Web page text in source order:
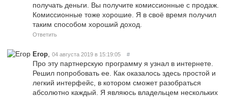
получать деньги. Вы получите комиссионные с продаж.
Комиссионные тоже хорошие. Я в своё время получил
таким способом хороший доход.
Ответить
Егор 04 августа 2019 в 15:19:05 #
Про эту партнерскую программу я узнал в интернете.
Решил попробовать ее. Как оказалось здесь простой и
легкий интерфейс, в котором сможет разобраться
абсолютно каждый. Я являюсь владельцем нескольких